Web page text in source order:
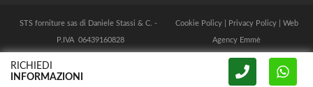
STS forniture sas di Daniele Stassi & C. -
P.IVA 06439160828
Cookie Policy| Privacy Policy| Web
Agency Emmè
RICHIEDI
INFORMAZIONI